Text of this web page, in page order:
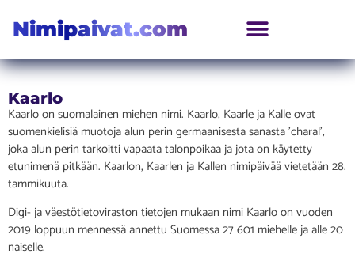
Nimipaivat.com
Kaarlo
Kaarlo on suomalainen miehen nimi. Kaarlo, Kaarle ja Kalle ovat
suomenkielisiä muotoja alun perin germaanisesta sanasta ’charal’,
joka alun perin tarkoitti vapaata talonpoikaa ja jota on käytetty
etunimenä pitkään. Kaarlon, Kaarlen ja Kallen nimipäivää vietetään 28.
tammikuuta.
Digi- ja väestötietoviraston tietojen mukaan nimi Kaarlo on vuoden
2019 loppuun mennessä annettu Suomessa 27 601 miehelle ja alle 20
naiselle.